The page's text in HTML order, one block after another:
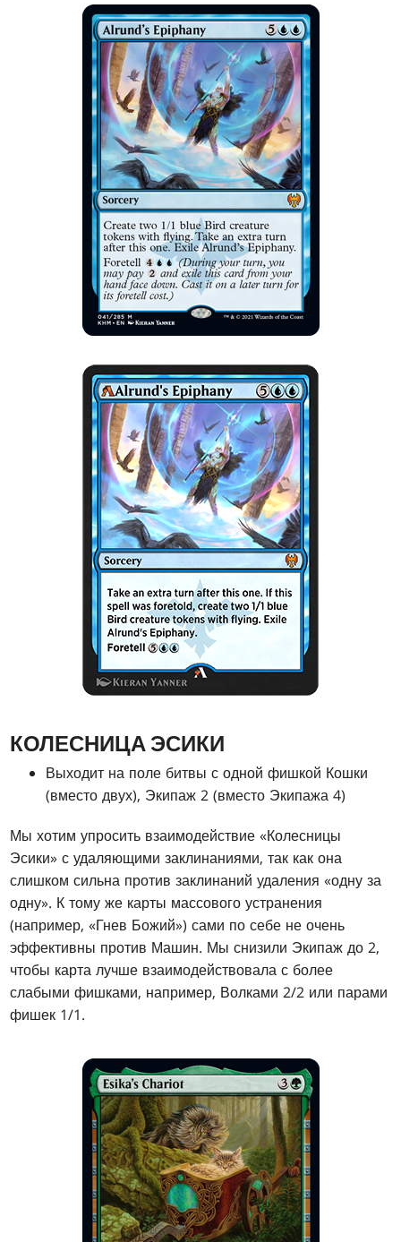
КОЛЕСНИЦА ЭСИКИ
Выходит на поле битвы с одной фишкой Кошки
(вместо двух), Экипаж 2 (вместо Экипажа 4)
Мы хотим упросить взаимодействие «Колесницы
Эсики» с удаляющими заклинаниями, так как она
слишком сильна против заклинаний удаления «одну за
одну». К тому же карты массового устранения
(например, «Гнев Божий») сами по себе не очень
эффективны против Машин. Мы снизили Экипаж до 2,
чтобы карта лучше взаимодействовала с более
слабыми фишками, например, Волками 2/2 или парами
фишек 1/1.